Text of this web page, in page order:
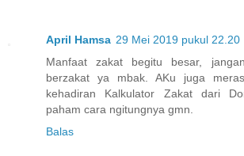
April Hamsa 29 Mei 2019 pukul 22.20
Manfaat zakat begitu besar,
berzakat ya mbak. AKu juga
kehadiran Kalkulator Zakat dari
paham cara ngitungnya gmn.
Balas